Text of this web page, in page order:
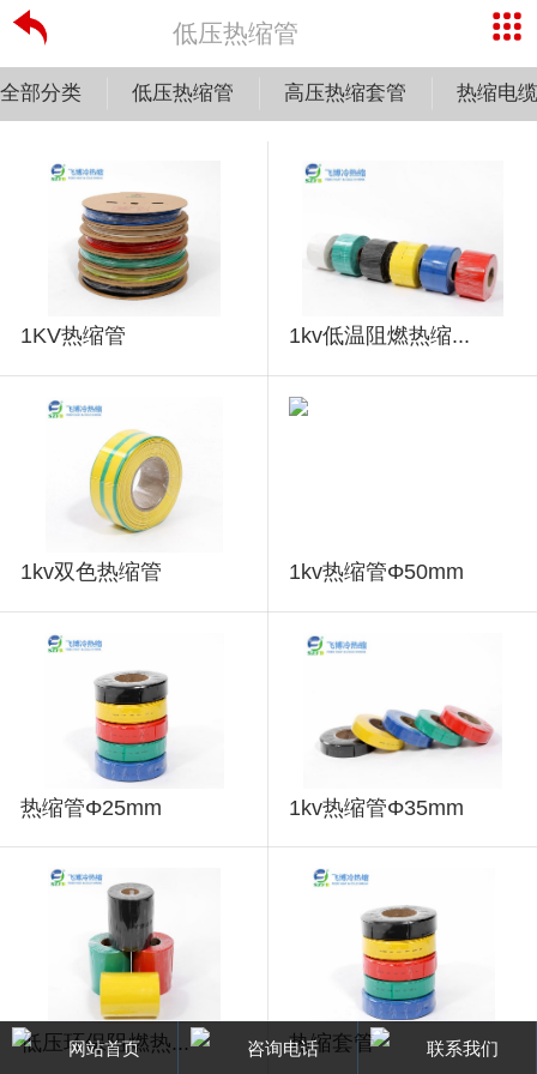
低压热缩管
全部分类 低压热缩管 高压热缩套管 热缩电
1KV热缩管 1kv低温阻燃热缩...
1kv双色热缩管 1kv热缩管Φ50mm
热缩管Φ25mm 1kv热缩管Φ35mm
低压环保阻燃热... 热缩套管
网站首页 咨询电话 联系我们